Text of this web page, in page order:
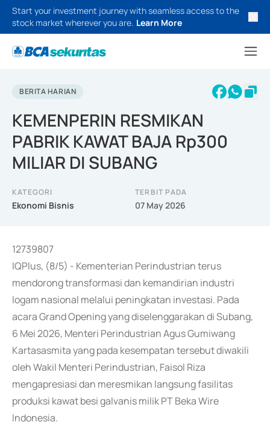
Start your investment journey with seamless access to the
stock market wherever you are. Learn More
BERITA HARIAN
KEMENPERIN RESMIKAN
PABRIK KAWAT BAJA Rp300
MILIAR DI SUBANG
KATEGORI
Ekonomi Bisnis
TERBIT PADA
07 May 2026
12739807
IQPlus, (8/5) - Kementerian Perindustrian terus
mendorong transformasi dan kemandirian industri
logam nasional melalui peningkatan investasi. Pada
acara Grand Opening yang diselenggarakan di Subang,
6 Mei 2026, Menteri Perindustrian Agus Gumiwang
Kartasasmita yang pada kesempatan tersebut diwakili
oleh Wakil Menteri Perindustrian, Faisol Riza
mengapresiasi dan meresmikan langsung fasilitas
produksi kawat besi galvanis milik PT Beka Wire
Indonesia.